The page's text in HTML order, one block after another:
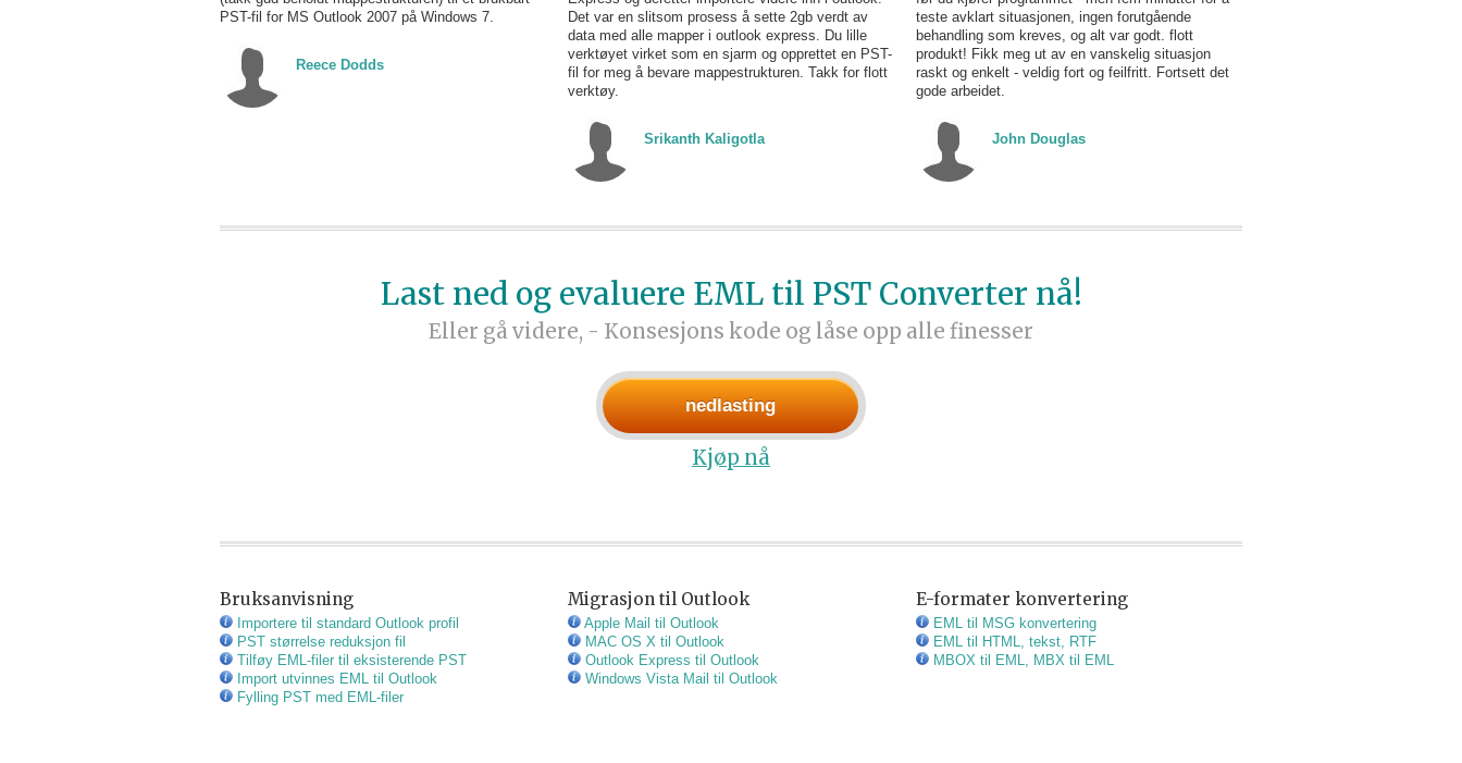
PST-fil for MS Outlook 2007 på Windows 7.
Reece Dodds
Det var en slitsom prosess å sette 2gb verdt av
data med alle mapper i outlook express. Du lille
verktøyet virket som en sjarm og opprettet en PST-
fil for meg å bevare mappestrukturen. Takk for flott
verktøy.
Srikanth Kaligotla
teste avklart situasjonen, ingen forutgående
behandling som kreves, og alt var godt. flott
produkt! Fikk meg ut av en vanskelig situasjon
raskt og enkelt - veldig fort og feilfritt. Fortsett det
gode arbeidet.
John Douglas
Last ned og evaluere EML til PST Converter nå!
Eller gå videre, - Konsesjons kode og låse opp alle finesser
nedlasting
Kjøp nå
Bruksanvisning
Importere til standard Outlook profil
PST størrelse reduksjon fil
Tilføy EML-filer til eksisterende PST
Import utvinnes EML til Outlook
Fylling PST med EML-filer
Migrasjon til Outlook
Apple Mail til Outlook
MAC OS X til Outlook
Outlook Express til Outlook
Windows Vista Mail til Outlook
E-formater konvertering
EML til MSG konvertering
EML til HTML, tekst, RTF
MBOX til EML, MBX til EML